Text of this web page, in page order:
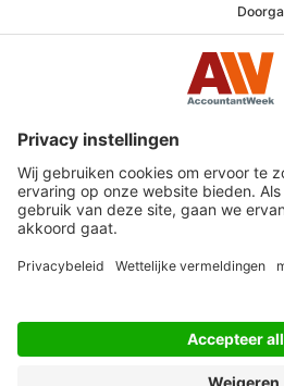
Werken bij ons
Privacy Statement
Algemene Voorwaarden
Privacyinstellingen